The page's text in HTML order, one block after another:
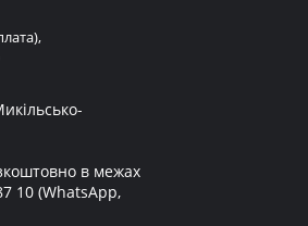
в межах
10 (WhatsApp,